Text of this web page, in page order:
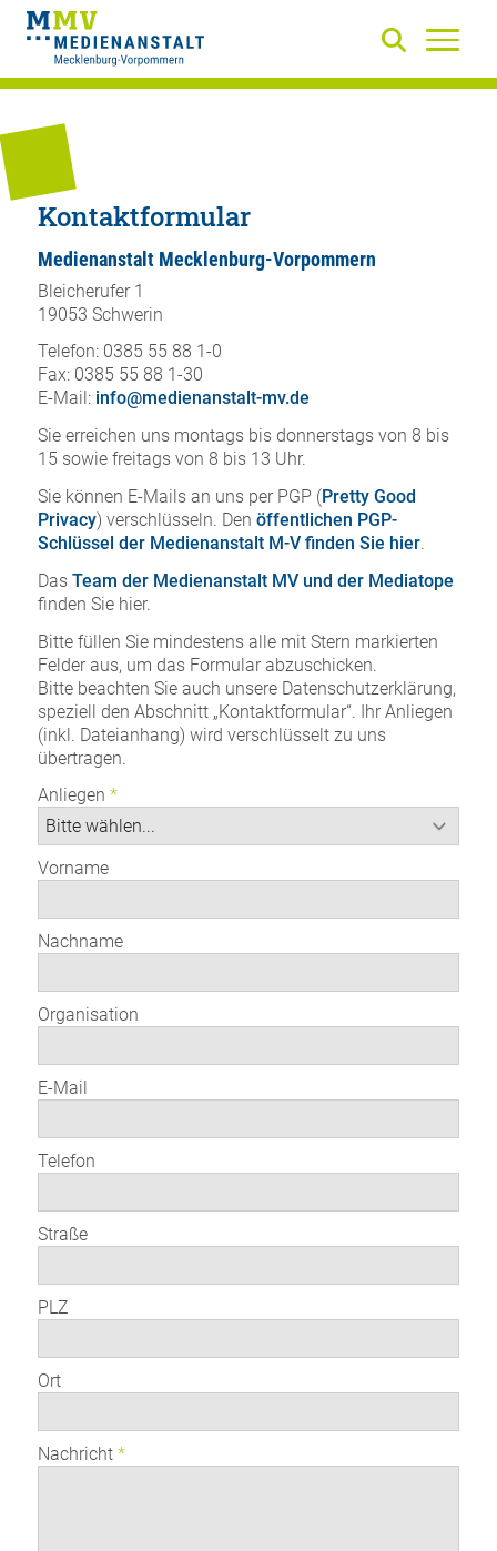
Kontaktformular
Medienanstalt Mecklenburg-Vorpommern
Bleicherufer 1
19053 Schwerin
Telefon: 0385 55 88 1-0
Fax: 0385 55 88 1-30
E-Mail: info@medienanstalt-mv.de
Sie erreichen uns montags bis donnerstags von 8 bis
15 sowie freitags von 8 bis 13 Uhr.
Sie können E-Mails an uns per PGP (Pretty Good
Privacy) verschlüsseln. Den öffentlichen PGP-
Schlüssel der Medienanstalt M-V finden Sie hier.
Das Team der Medienanstalt MV und der Mediatope
finden Sie hier.
Bitte füllen Sie mindestens alle mit Stern markierten
Felder aus, um das Formular abzuschicken.
Bitte beachten Sie auch unsere Datenschutzerklärung,
speziell den Abschnitt „Kontaktformular“. Ihr Anliegen
(inkl. Dateianhang) wird verschlüsselt zu uns
übertragen.
Anliegen
Vorname
Nachname
Organisation
E-Mail
Telefon
Straße
PLZ
Ort
Nachricht